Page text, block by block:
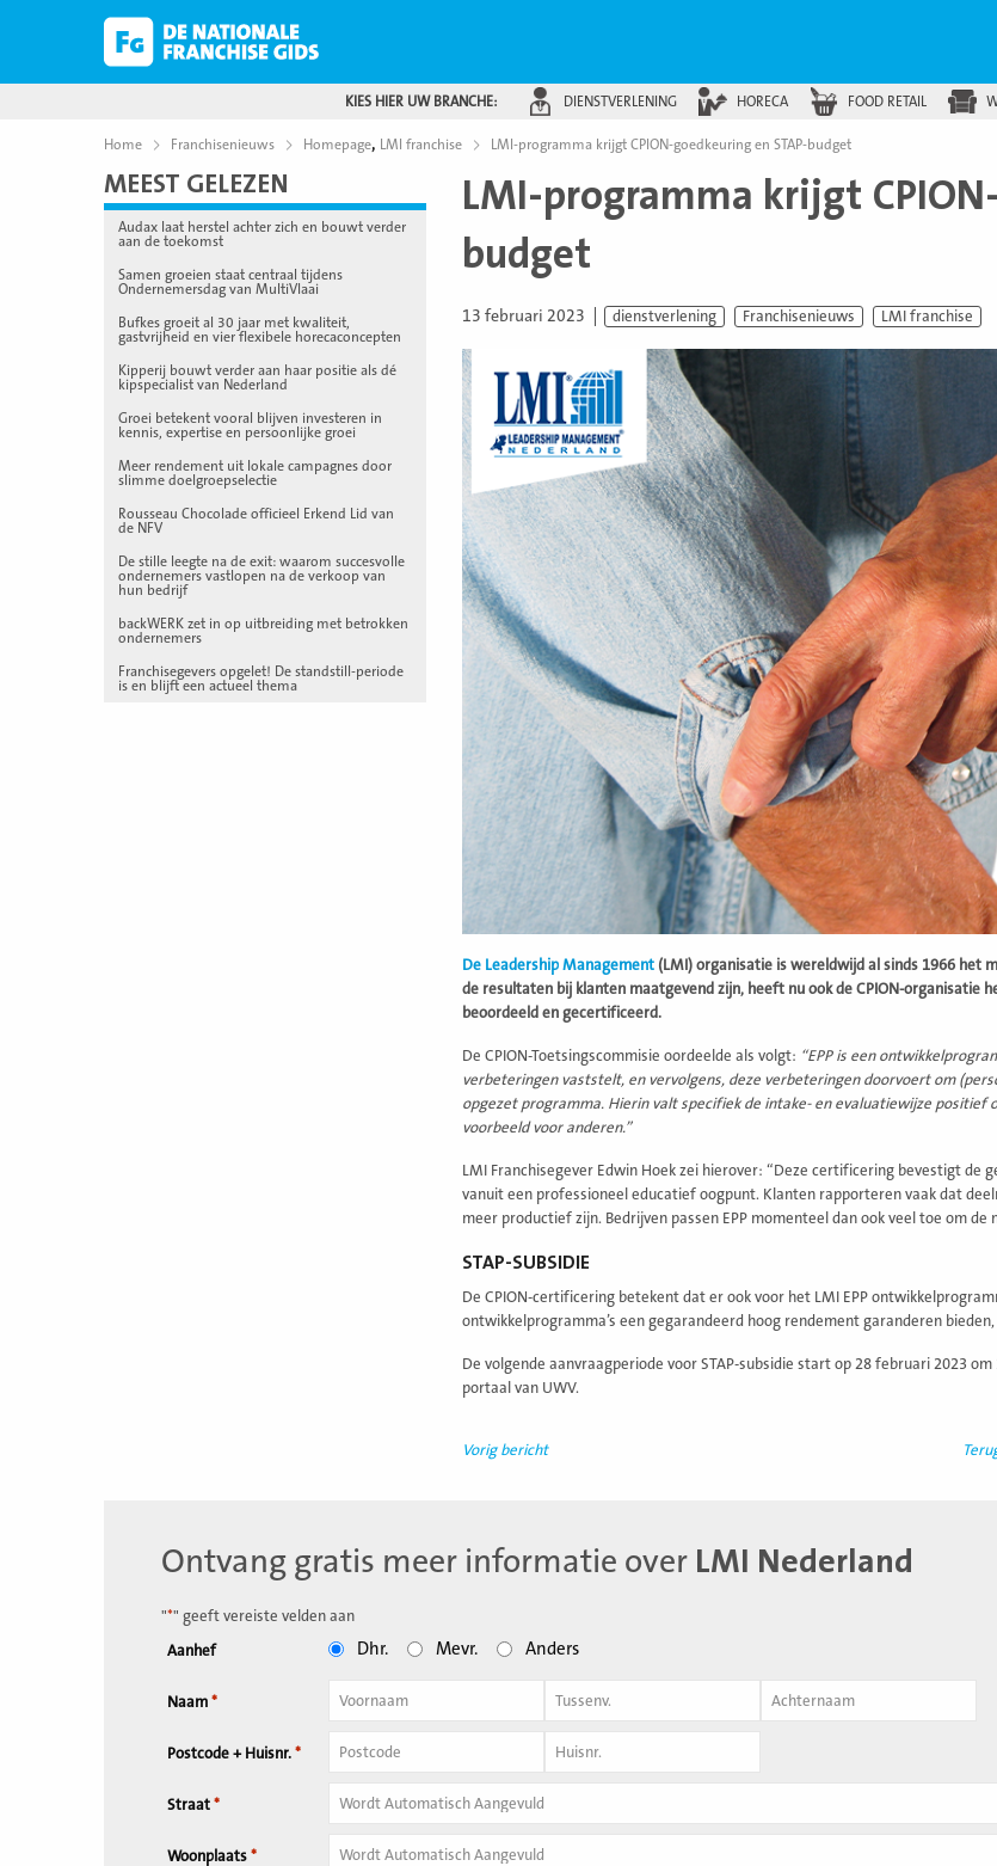
KIES HIER UW BRANCHE: DIENSTVERLENING HORECA FOOD RETAIL
Home Franchisenieuws Homepage, LMI franchise LMI-programma krijgt CPION-goedkeuring en STAP-budget
MEEST GELEZEN
Audax laat herstel achter zich en bouwt verder
aan de toekomst
Samen groeien staat centraal tijdens
Ondernemersdag van MultiVlaai
Bufkes groeit al 30 jaar met kwaliteit,
gastvrijheid en vier flexibele horecaconcepten
Kipperij bouwt verder aan haar positie als dé
kipspecialist van Nederland
Groei betekent vooral blijven investeren in
kennis, expertise en persoonlijke groei
Meer rendement uit lokale campagnes door
slimme doelgroepselectie
Rousseau Chocolade officieel Erkend Lid van
de NFV
De stille leegte na de exit: waarom succesvolle
ondernemers vastlopen na de verkoop van
hun bedrijf
backWERK zet in op uitbreiding met betrokken
ondernemers
Franchisegevers opgelet! De standstill-periode
is en blijft een actueel thema
LMI-programma krijgt
budget
13 februari 2023 dienstverlening Franchisenieuws LMI franchise
De Leadership Management (LMI) organisatie is wereldwijd al sinds 1966 het
de resultaten bij klanten maatgevend zijn, heeft nu ook de CPION-organisatie
beoordeeld en gecertificeerd.
De CPION-Toetsingscommisie oordeelde als volgt: “EPP is een
verbeteringen vaststelt, en vervolgens, deze verbeteringen doorvoert om
opgezet programma. Hierin valt specifiek de intake- en evaluatiewijze positief
voorbeeld voor anderen.”
LMI Franchisegever Edwin Hoek zei hierover: “Deze certificering bevestigt
vanuit een professioneel educatief oogpunt. Klanten rapporteren vaak dat
meer productief zijn. Bedrijven passen EPP momenteel dan ook veel toe om
STAP-SUBSIDIE
De CPION-certificering betekent dat er ook voor het LMI EPP
ontwikkelprogramma’s een gegarandeerd hoog rendement garanderen
De volgende aanvraagperiode voor STAP-subsidie start op 28 februari 2023
portaal van UWV.
Vorig bericht
Ontvang gratis meer informatie over LMI Nederland
"*" geeft vereiste velden aan
Aanhef Dhr. Mevr. Anders
Naam *
Postcode + Huisnr. *
Straat *
Woonplaats *